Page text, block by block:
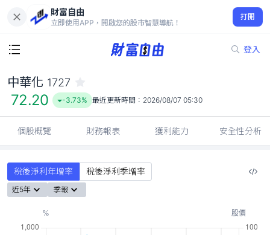
財富自由
立即使用APP，開啟您的股市智慧導航！
打開
登入
72.20
-3.73%
中華化 1727
72.20 -3.73% 最近更新時間： 2026/08/07 05:30
個股概覽 財務報表 獲利能力 安全性分析
稅後淨利年增率 稅後淨利季增率
近5年 季報